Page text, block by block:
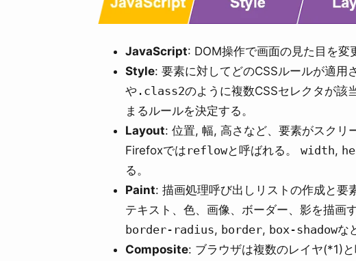
JavaScript: DOM操作で画面の見た目を変
Style: 要素に対してどのCSSルールが適用
や .class2のように複数CSSセレクタが該
まるルールを決定する。
Layout: 位置, 幅, 高さなど、要素がスクリ
Firefoxでは reflowと呼ばれる。width,
る。
Paint: 描画処理呼び出しリストの作成と要
テキスト、色、画像、ボーダー、影を描画
border-radius, border, box-shadowな
Composite: ブラウザは複数のレイヤ(*1)